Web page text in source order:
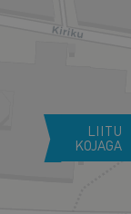
LIITU
KOJAGA